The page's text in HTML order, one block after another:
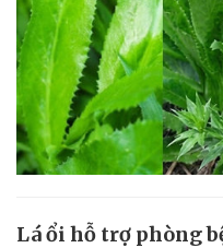
Lá ổi hỗ trợ phòng